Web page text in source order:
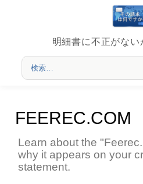
明細書に不正がない
FEEREC.COM
Learn about the
why it appears on your
statement.